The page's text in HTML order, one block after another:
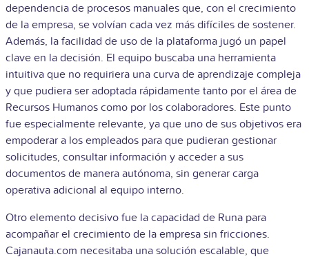
dependencia de procesos manuales que, con el crecimiento
de la empresa, se volvían cada vez más difíciles de sostener.
Además, la facilidad de uso de la plataforma jugó un papel
clave en la decisión. El equipo buscaba una herramienta
intuitiva que no requiriera una curva de aprendizaje compleja
y que pudiera ser adoptada rápidamente tanto por el área de
Recursos Humanos como por los colaboradores. Este punto
fue especialmente relevante, ya que uno de sus objetivos era
empoderar a los empleados para que pudieran gestionar
solicitudes, consultar información y acceder a sus
documentos de manera autónoma, sin generar carga
operativa adicional al equipo interno.
Otro elemento decisivo fue la capacidad de Runa para
acompañar el crecimiento de la empresa sin fricciones.
Cajanauta.com necesitaba una solución escalable, que